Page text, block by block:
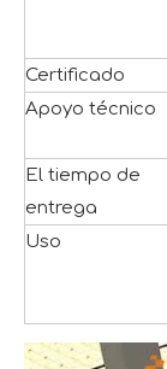
Certificado
Apoyo técnico
El tiempo de
entrega
Uso